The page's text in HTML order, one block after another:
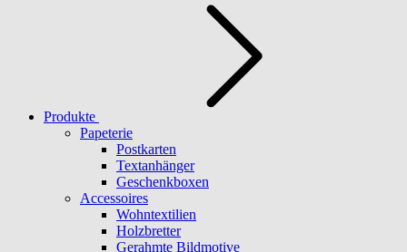
Produkte
Papeterie
Postkarten
Textanhänger
Geschenkboxen
Accessoires
Wohntextilien
Holzbretter
Gerahmte Bildmotive